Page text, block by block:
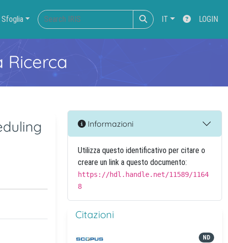
Sfoglia IT LOGIN
Informazioni
Utilizza questo identificativo per citare o
creare un link a questo documento:
https://hdl.handle.net/11589/1164
8
Citazioni
ND